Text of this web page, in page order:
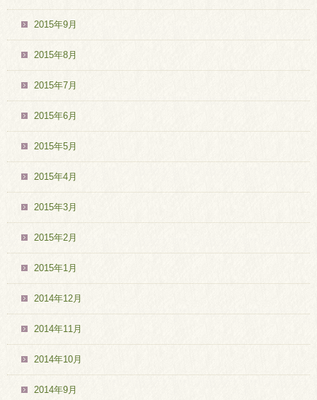
2015年9月
2015年8月
2015年7月
2015年6月
2015年5月
2015年4月
2015年3月
2015年2月
2015年1月
2014年12月
2014年11月
2014年10月
2014年9月